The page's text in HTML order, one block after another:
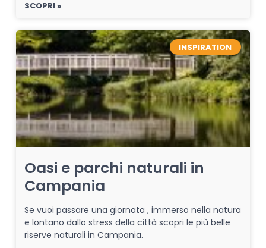
SCOPRI »
INSPIRATION
Oasi e parchi naturali in
Campania
Se vuoi passare una giornata , immerso nella natura
e lontano dallo stress della città scopri le più belle
riserve naturali in Campania.